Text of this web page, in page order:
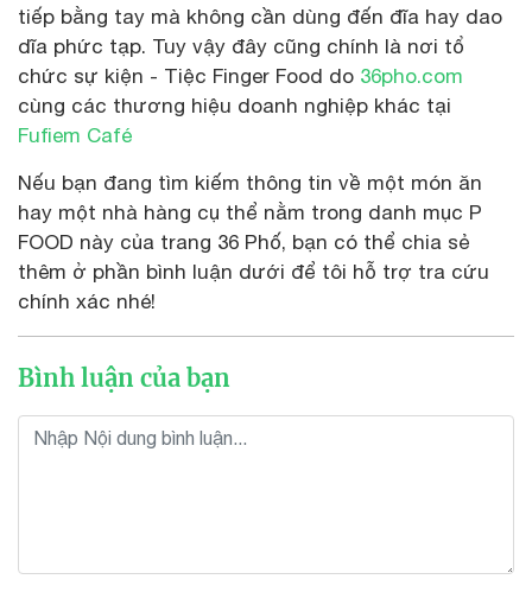
tiếp bằng tay mà không cần dùng đến đĩa hay dao
dĩa phức tạp. Tuy vậy đây cũng chính là nơi tổ
chức sự kiện - Tiệc Finger Food do 36pho.com
cùng các thương hiệu doanh nghiệp khác tại
Fufiem Café
Nếu bạn đang tìm kiếm thông tin về một món ăn
hay một nhà hàng cụ thể nằm trong danh mục P
FOOD này của trang 36 Phố, bạn có thể chia sẻ
thêm ở phần bình luận dưới để tôi hỗ trợ tra cứu
chính xác nhé!
Bình luận của bạn